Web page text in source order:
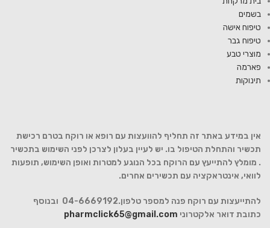
בשמים
טיפוח אישה
טיפוח גבר
מוצרי טבע
פארמה
תינוקות
אין במידע באתר זה תחליף להוועצות עם רופא או רוקח בטרם רכישת
תכשיר והתחלת הטיפול בו. יש לעיין בעלון לצרכן לפני השימוש בתכשיר
. מומלץ להתייעץ עם הרוקח בכל הנוגע למטרות ואופן השימוש, תופעות
לוואי, אינטראקציה עם תכשירים אחרים.
להתייעצות עם רוקח פנה למספר טלפון.04-6669192 ובנוסף
כתובת דואר אלקטרוני pharmclick65@gmail.com